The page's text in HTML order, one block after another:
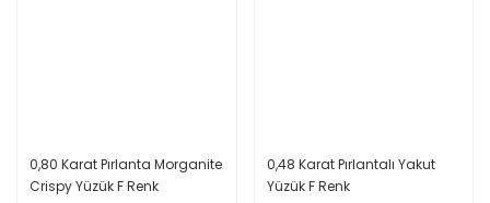
0,80 Karat Pırlanta Morganite
Crispy Yüzük F Renk
0,48 Karat Pırlantalı Yakut
Yüzük F Renk